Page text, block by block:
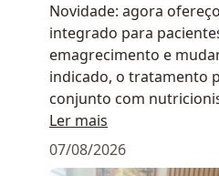
Novidade: agora
integrado para
emagrecimento e
indicado, o tratamento
conjunto com
endocrinologista,
multidisciplinar,
evidências.
Ler mais
07/08/2026